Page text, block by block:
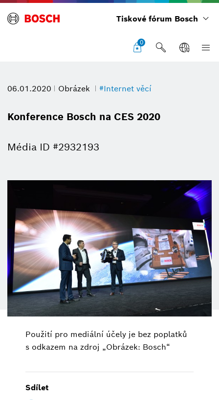
Tiskové fórum Bosch
0
06.01.2020 Obrázek #Internet věcí
Konference Bosch na CES 2020
Média ID #2932193
Použití pro mediální účely je bez poplatků
s odkazem na zdroj „Obrázek: Bosch“
Sdílet